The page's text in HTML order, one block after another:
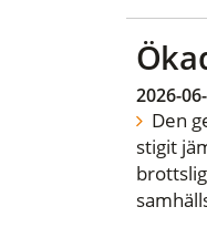
2026-
Den
stigit